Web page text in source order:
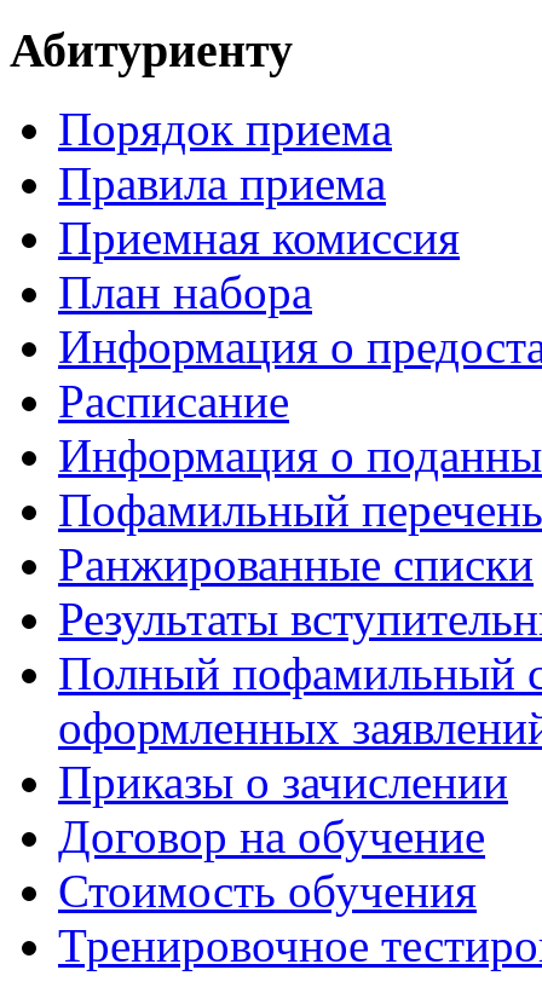
Абитуриенту
Порядок приема
Правила приема
Приемная комиссия
План набора
Информация о
Расписание
Информация о
Пофамильный
Ранжированные списки
Результаты
Полный пофамильный
оформленных
Приказы о зачислении
Договор на обучение
Стоимость обучения
Тренировочное